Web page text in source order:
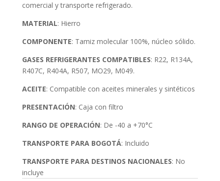
comercial y transporte refrigerado.
MATERIAL: Hierro
COMPONENTE: Tamiz molecular 100%, núcleo sólido.
GASES REFRIGERANTES COMPATIBLES: R22, R134A,
R407C, R404A, R507, MO29, M049.
ACEITE: Compatible con aceites minerales y sintéticos
PRESENTACIÓN: Caja con filtro
RANGO DE OPERACIÓN: De -40 a +70°C
TRANSPORTE PARA BOGOTÁ: Incluido
TRANSPORTE PARA DESTINOS NACIONALES: No
incluye